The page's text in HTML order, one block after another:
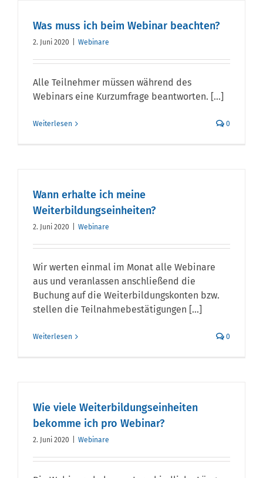
Was muss ich beim Webinar beachten?
2. Juni 2020 Webinare
Alle Teilnehmer müssen während des
Webinars eine Kurzumfrage beantworten. [...]
Weiterlesen 0
Wann erhalte ich meine
Weiterbildungseinheiten?
2. Juni 2020 Webinare
Wir werten einmal im Monat alle Webinare
aus und veranlassen anschließend die
Buchung auf die Weiterbildungskonten bzw.
stellen die Teilnahmebestätigungen [...]
Weiterlesen 0
Wie viele Weiterbildungseinheiten
bekomme ich pro Webinar?
2. Juni 2020 Webinare